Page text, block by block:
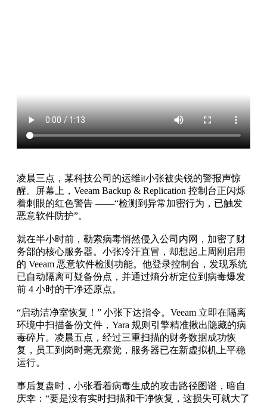
凌晨三点，某科技公司的运维it小张被尖锐的警报声惊
醒。屏幕上，Veeam Backup & Replication 控制台正闪烁
着刺眼的红色警告 ——“检测到异常加密行为，已触发
恶意软件防护”。
就在半小时前，勒索病毒悄然侵入公司内网，加密了财
务部的核心服务器。小张冷汗直冒，却想起上周刚启用
的 Veeam 恶意软件检测功能。他登录控制台，发现系统
已自动隔离可疑备份点，并通过熵分析定位到病毒爆发
前 4 小时的干净还原点。
“启动洁净室恢复！” 小张下达指令。Veeam 立即在隔离
环境中扫描备份文件，Yara 规则引擎精准揪出隐藏的病
毒碎片。凌晨五点，经过三重扫描的财务数据成功恢
复，员工到岗时毫无察觉，服务器已在新虚拟机上平稳
运行。
事后复盘时，小张看着病毒生成的攻击路径图谱，暗自
庆幸：“要是没有实时扫描和干净恢复，这损失可就大了